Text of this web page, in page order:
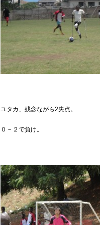
ユタカ、残念ながら2失点。
０－２で負け。